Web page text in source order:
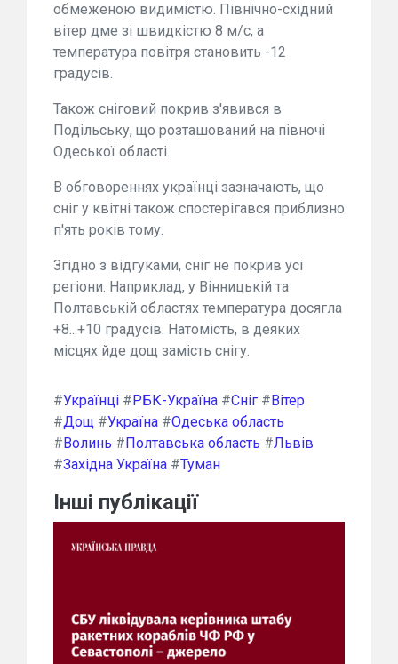
обмеженою видимістю. Північно-східний
вітер дме зі швидкістю 8 м/с, а
температура повітря становить -12
градусів.
Також сніговий покрив з'явився в
Подільську, що розташований на півночі
Одеської області.
В обговореннях українці зазначають, що
сніг у квітні також спостерігався приблизно
п'ять років тому.
Згідно з відгуками, сніг не покрив усі
регіони. Наприклад, у Вінницькій та
Полтавській областях температура досягла
+8...+10 градусів. Натомість, в деяких
місцях йде дощ замість снігу.
#Українці #РБК-Україна #Сніг #Вітер
#Дощ #Україна #Одеська область
#Волинь #Полтавська область #Львів
#Західна Україна #Туман
Інші публікації